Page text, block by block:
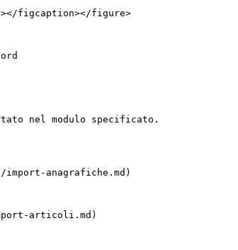
figcaption></figure>
nel modulo specificato.
import-anagrafiche.md)
articoli.md)